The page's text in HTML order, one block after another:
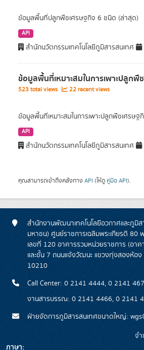
ข้อมูลพื้นที่ปลูกพืชเศรษฐกิจ 6 ชนิด (ล่าสุด)
API
สำนักนวัตกรรมเทคโนโลยีภูมิสารสนเทศ
ข้อมูลพื้นที่เหมาะสมในการเพาะปลูกพื
523 total views 22 recent views
ข้อมูลพื้นที่เหมาะสมในการเพาะปลูกพืชเศรษ
API
สำนักนวัตกรรมเทคโนโลยีภูมิสารสนเทศ
คุณสามารถเข้าถึงคลังทาง API (ให้ดู คู่มือ API).
สำนักงานพัฒนาเทคโนโลยีอวกาศและภูมิ
มหาชน) ศูนย์ราชการเฉลิมพระเกียรติ
เลขที่ 120 อาคารรวมหน่วยราชการ (อา
และชั้น 7 ถนนแจ้งวัฒนะ แขวงทุ่งสองห้อง
10210
Call Center: 0 2141 4444, 0 2141
งานสารบรรณ: 0 2141 4466, 0 2141
ฝ่ายจัดการภูมิสารสนเทศขนาดใหญ่:
จ
ภาษา